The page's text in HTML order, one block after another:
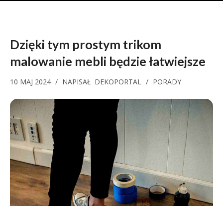
Dzięki tym prostym trikom
malowanie mebli będzie łatwiejsze
10 MAJ 2024 / NAPISAŁ DEKOPORTAL / PORADY